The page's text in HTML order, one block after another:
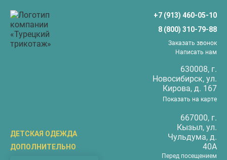
+7 (913) 460-05-10
8 (800) 310-79-88
Заказать звонок
Написать нам
630008, г.
Новосибирск, ул.
Кирова, д. 167
Показать на карте
667000, г.
Кызыл, ул.
Чульдума, д.
40А
Перед посещением
ДЕТСКАЯ ОДЕЖДА
Бриджи
ДОПОЛНИТЕЛЬНО